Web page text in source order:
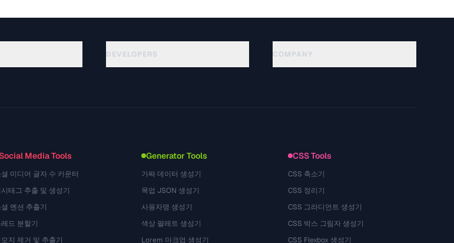
DEVELOPERS COMPANY
Media Tools
셜 미디어 글자 수 카운터
태그 추출 및 생성기
셜 멘션 추출기
드 분할기
모지 제거 및 추출기
Generator Tools
가짜 데이터 생성기
목업 JSON 생성기
사용자명 생성기
색상 팔레트 생성기
Lorem 마크업 생성기
CSS Tools
CSS 축소기
CSS 정리기
CSS 그라디언트 생성기
CSS 박스 그림자 생성기
CSS Flexbox 생성기